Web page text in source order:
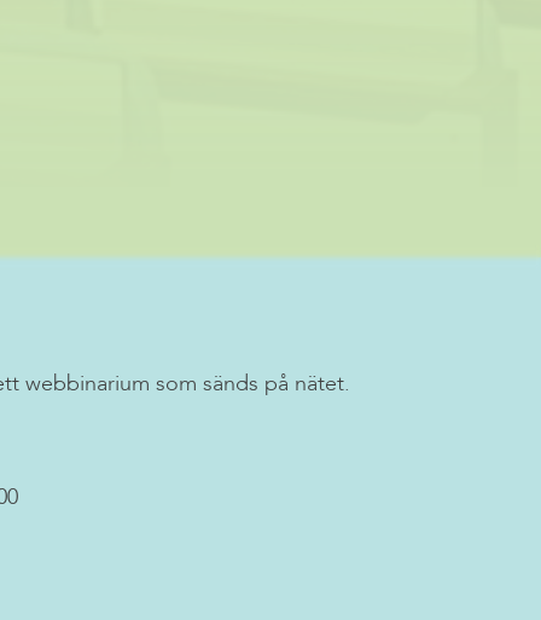
webbinarium som sänds på nätet.